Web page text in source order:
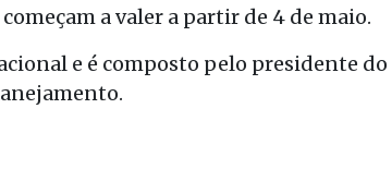
a valer a partir de 4 de maio.
e é composto pelo presidente do